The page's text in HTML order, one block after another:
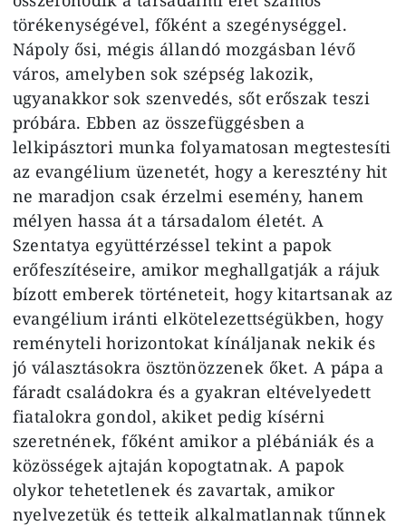
törékenységével, főként a szegénységgel.
Nápoly ősi, mégis állandó mozgásban lévő
város, amelyben sok szépség lakozik,
ugyanakkor sok szenvedés, sőt erőszak teszi
próbára. Ebben az összefüggésben a
lelkipásztori munka folyamatosan megtestesíti
az evangélium üzenetét, hogy a keresztény hit
ne maradjon csak érzelmi esemény, hanem
mélyen hassa át a társadalom életét. A
Szentatya együttérzéssel tekint a papok
erőfeszítéseire, amikor meghallgatják a rájuk
bízott emberek történeteit, hogy kitartsanak az
evangélium iránti elkötelezettségükben, hogy
reményteli horizontokat kínáljanak nekik és
jó választásokra ösztönözzenek őket. A pápa a
fáradt családokra és a gyakran eltévelyedett
fiatalokra gondol, akiket pedig kísérni
szeretnének, főként amikor a plébániák és a
közösségek ajtaján kopogtatnak. A papok
olykor tehetetlenek és zavartak, amikor
nyelvezetük és tetteik alkalmatlannak tűnnek